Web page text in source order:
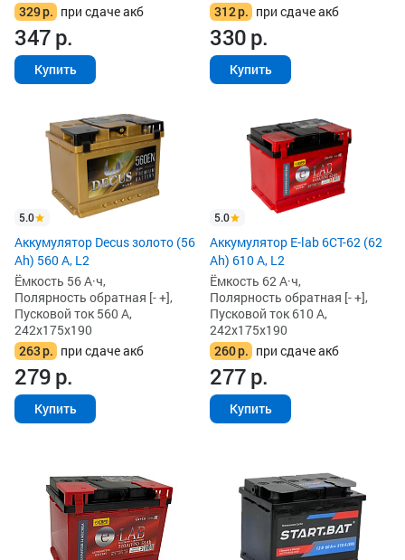
329р. при сдаче акб
347р.
Купить
312р. при сдаче акб
330р.
Купить
5.0
Аккумулятор Decus золото (56
Ah) 560 А, L2
Ёмкость 56 А·ч,
Полярность обратная [- +],
Пусковой ток 560 А,
242x175x190
263р. при сдаче акб
279р.
Купить
5.0
Аккумулятор E-lab 6СТ-62 (62
Ah) 610 А, L2
Ёмкость 62 А·ч,
Полярность обратная [- +],
Пусковой ток 610 А,
242x175x190
260р. при сдаче акб
277р.
Купить